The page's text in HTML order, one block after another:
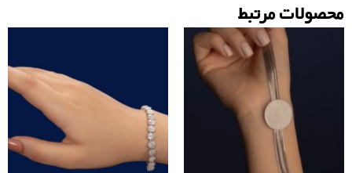
محصولات مرتبط